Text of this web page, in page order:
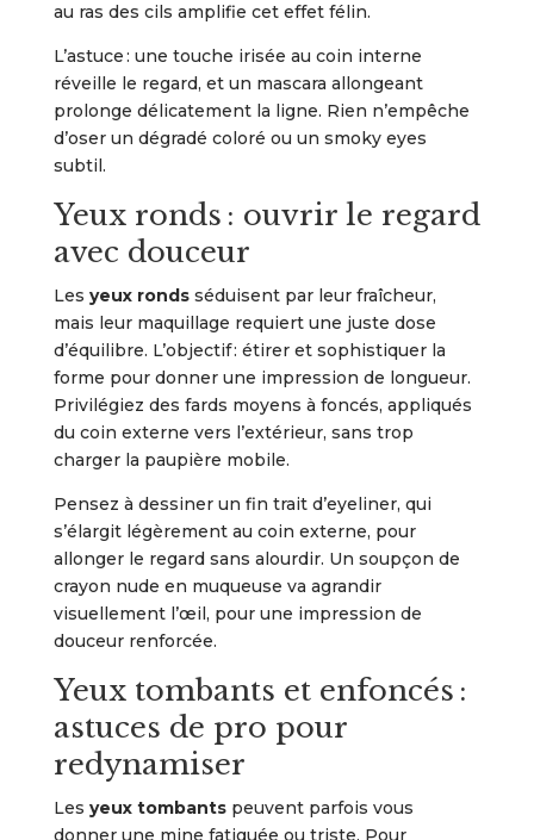
au ras des cils amplifie cet effet félin.
L’astuce : une touche irisée au coin interne
réveille le regard, et un mascara allongeant
prolonge délicatement la ligne. Rien n’empêche
d’oser un dégradé coloré ou un smoky eyes
subtil.
Yeux ronds : ouvrir le regard
avec douceur
Les yeux rondsséduisent par leur fraîcheur,
mais leur maquillage requiert une juste dose
d’équilibre. L’objectif : étirer et sophistiquer la
forme pour donner une impression de longueur.
Privilégiez des fards moyens à foncés, appliqués
du coin externe vers l’extérieur, sans trop
charger la paupière mobile.
Pensez à dessiner un fin trait d’eyeliner, qui
s’élargit légèrement au coin externe, pour
allonger le regard sans alourdir. Un soupçon de
crayon nude en muqueuse va agrandir
visuellement l’œil, pour une impression de
douceur renforcée.
Yeux tombants et enfoncés :
astuces de pro pour
redynamiser
Les yeux tombantspeuvent parfois vous
donner une mine fatiguée ou triste. Pour